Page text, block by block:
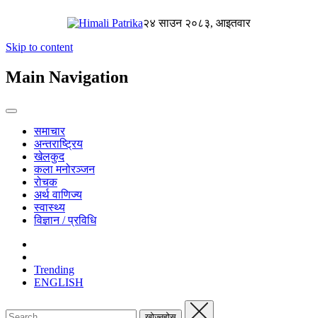
२४ साउन २०८३, आइतवार
Skip to content
Main Navigation
समाचार
अन्तराष्ट्रिय
खेलकुद
कला मनोरञ्जन
रोचक
अर्थ वाणिज्य
स्वास्थ्य
विज्ञान / प्रविधि
Trending
ENGLISH